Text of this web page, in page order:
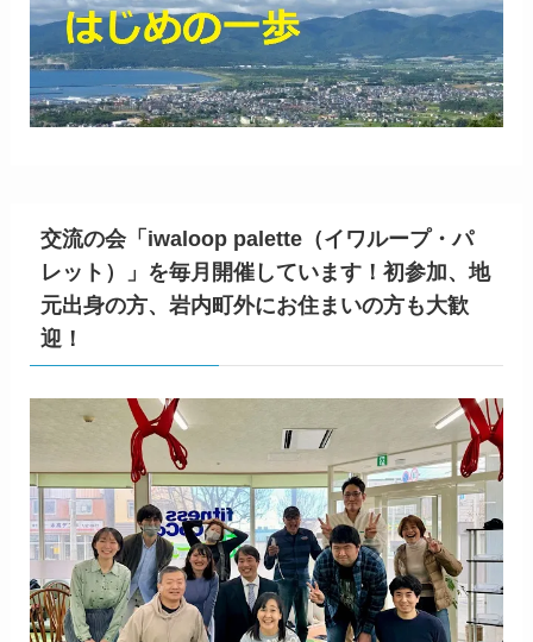
交流の会「iwaloop palette（イワループ・パ
レット）」を毎月開催しています！初参加、地
元出身の方、岩内町外にお住まいの方も大歓
迎！